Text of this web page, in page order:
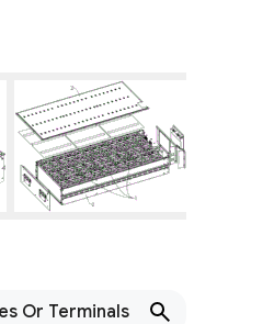
Or Terminals